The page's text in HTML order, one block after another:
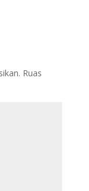
Ruas